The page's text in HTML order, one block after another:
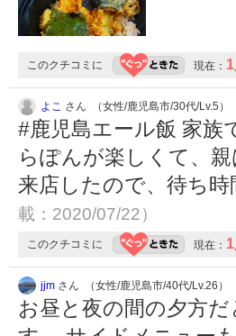
このクチコミに 現在： 1
よこ さん （女性/鹿児島市/30代/Lv.5）
#鹿児島エール飯 家族
らぽんが楽しくて、
来店したので、待ち
載：2020/07/22）
このクチコミに 現在： 1
jjm さん （女性/鹿児島市/40代/Lv.26）
お昼と夜の間の夕方